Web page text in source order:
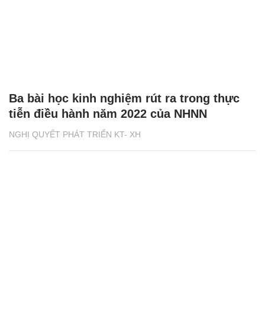
NGHỊ QUYẾT PHÁT TRIỂN KT- XH
Ba bài học kinh nghiệm rút ra trong thực
tiễn điều hành năm 2022 của NHNN